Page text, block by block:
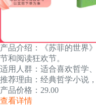
产品介绍：《苏菲的世界
节和阅读狂欢节。
适用人群：适合喜欢哲学
推荐理由：经典哲学小说
产品价格：29.00
查看详情